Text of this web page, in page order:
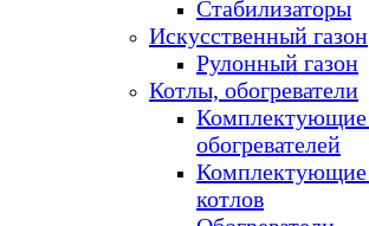
Стабилизаторы
Искусственный газон
Рулонный газон
Котлы, обогреватели
Комплектующие
обогревателей
Комплектующие
котлов